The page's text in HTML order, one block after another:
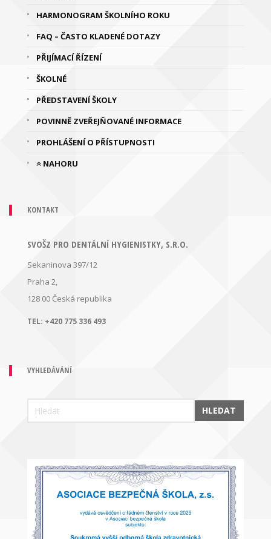
HARMONOGRAM ŠKOLNÍHO ROKU
FAQ – ČASTO KLADENÉ DOTAZY
PŘIJÍMACÍ ŘÍZENÍ
ŠKOLNÉ
PŘEDSTAVENÍ ŠKOLY
POVINNĚ ZVEŘEJŇOVANÉ INFORMACE
PROHLÁŠENÍ O PŘÍSTUPNOSTI
NAHORU
KONTAKT
SVOŠZ PRO DENTÁLNÍ HYGIENISTKY, S.R.O.
Sekaninova 397/12
Praha 2,
128 00 Česká republika
TEL: +420 775 336 493
VYHLEDÁVÁNÍ
HLEDAT